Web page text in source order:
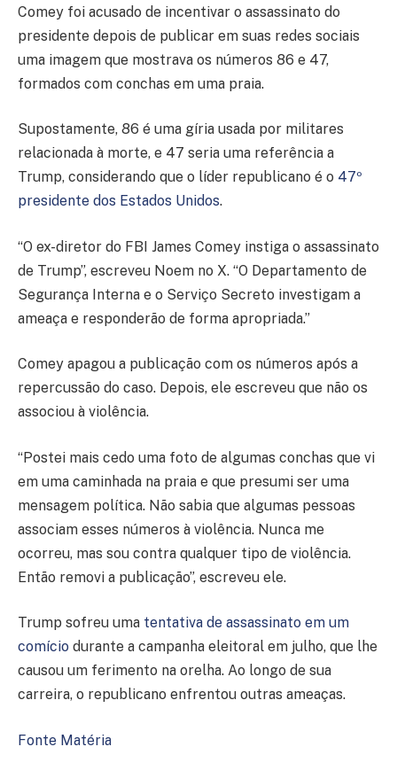
Comey foi acusado de incentivar o assassinato do
presidente depois de publicar em suas redes sociais
uma imagem que mostrava os números 86 e 47,
formados com conchas em uma praia.
Supostamente, 86 é uma gíria usada por militares
relacionada à morte, e 47 seria uma referência a
Trump, considerando que o líder republicano é o 47º
presidente dos Estados Unidos.
“O ex-diretor do FBI James Comey instiga o assassinato
de Trump”, escreveu Noem no X. “O Departamento de
Segurança Interna e o Serviço Secreto investigam a
ameaça e responderão de forma apropriada.”
Comey apagou a publicação com os números após a
repercussão do caso. Depois, ele escreveu que não os
associou à violência.
“Postei mais cedo uma foto de algumas conchas que vi
em uma caminhada na praia e que presumi ser uma
mensagem política. Não sabia que algumas pessoas
associam esses números à violência. Nunca me
ocorreu, mas sou contra qualquer tipo de violência.
Então removi a publicação”, escreveu ele.
Trump sofreu uma tentativa de assassinato em um
comício durante a campanha eleitoral em julho, que lhe
causou um ferimento na orelha. Ao longo de sua
carreira, o republicano enfrentou outras ameaças.
Fonte Matéria